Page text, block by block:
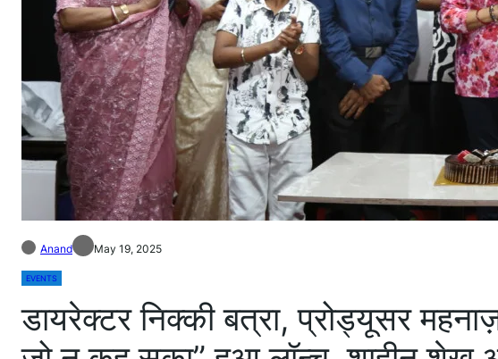
Anand May 19, 2025
EVENTS
डायरेक्टर निक्की बत्रा, प्रोड्यूसर